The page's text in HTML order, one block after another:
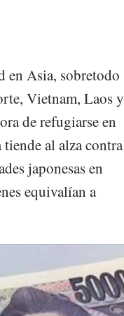
en Asia, sobretodo
Vietnam, Laos y
de refugiarse en
al alza contra
japonesas en
equivalían a